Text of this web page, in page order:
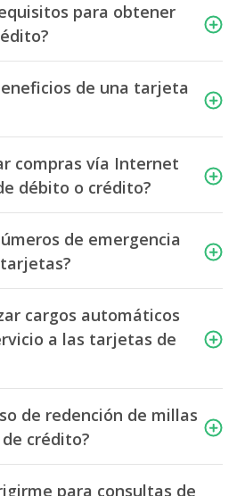
para obtener
de una tarjeta
compras vía Internet
débito o crédito?
de emergencia
cargos automáticos
a las tarjetas de
de redención de millas
crédito?
para consultas de